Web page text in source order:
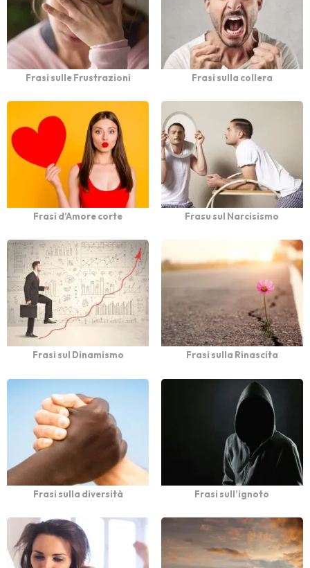
Frasi sulle Frustrazioni Frasi sulla collera
Frasi d’Amore corte Frasu sul Narcisismo
Frasi sul Dinamismo Frasi sulla Rinascita
Frasi sulla diversità Frasi sull’ignoto